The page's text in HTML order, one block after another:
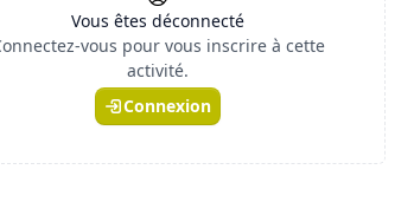
Vous êtes déconnecté
vous pour vous inscrire à cette
activité.
Connexion